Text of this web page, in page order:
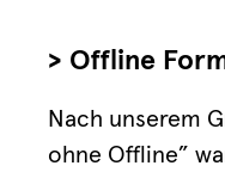
> Offline
Nach unserem
ohne Offline”